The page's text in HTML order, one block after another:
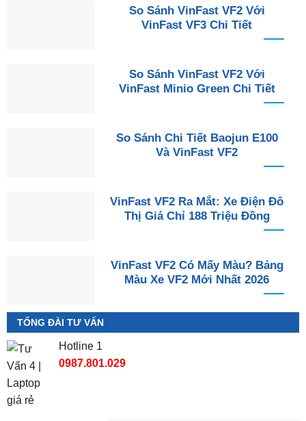
So Sánh VinFast VF2 Với
VinFast VF3 Chi Tiết
So Sánh VinFast VF2 Với
VinFast Minio Green Chi Tiết
So Sánh Chi Tiết Baojun E100
Và VinFast VF2
VinFast VF2 Ra Mắt: Xe Điện Đô
Thị Giá Chỉ 188 Triệu Đồng
VinFast VF2 Có Mấy Màu? Bảng
Màu Xe VF2 Mới Nhất 2026
TỔNG ĐÀI TƯ VẤN
Hotline 1
0987.801.029